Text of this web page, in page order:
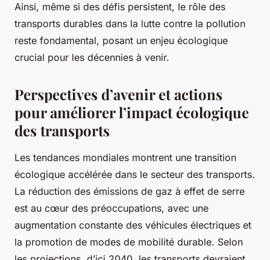
Ainsi, même si des défis persistent, le rôle des
transports durables dans la lutte contre la pollution
reste fondamental, posant un enjeu écologique
crucial pour les décennies à venir.
Perspectives d’avenir et actions
pour améliorer l’impact écologique
des transports
Les tendances mondiales montrent une transition
écologique accélérée dans le secteur des transports.
La réduction des émissions de gaz à effet de serre
est au cœur des préoccupations, avec une
augmentation constante des véhicules électriques et
la promotion de modes de mobilité durable. Selon